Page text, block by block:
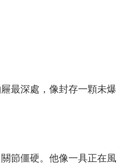
最深處，像封存一顆未爆
節僵硬。他像一具正在風